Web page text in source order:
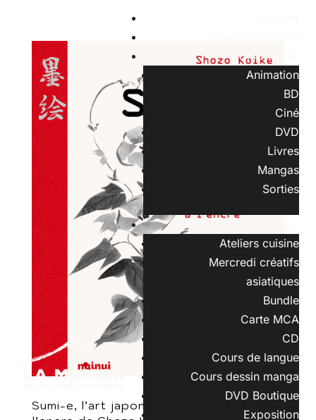
Chroniques
Animation
BD
Ciné
DVD
Livres
Mangas
Sorties
Ateliers cuisine
Mercredi créatifs
asiatiques
Bundle
Carte MCA
CD
Cours de langue
Cours dessin manga
DVD Boutique
Exposition
Sumi-e, l’art japonais de la peinture à